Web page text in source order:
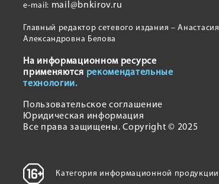
e-mail: mail@bnkirov.ru
Главный редактор сетевого издания – Анастасия
Александровна Белова
На информационном ресурсе
применяются рекомендательные
технологии.
Пользовательское соглашение
Юридическая информация
Все права защищены. Copyright © 2025
Категория информационной продукции